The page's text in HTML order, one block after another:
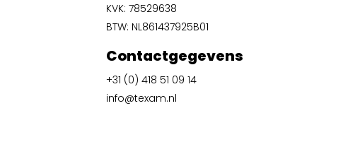
KVK: 78529638
BTW: NL861437925B01
Contactgegevens
+31 (0) 418 51 09 14
info@texam.nl